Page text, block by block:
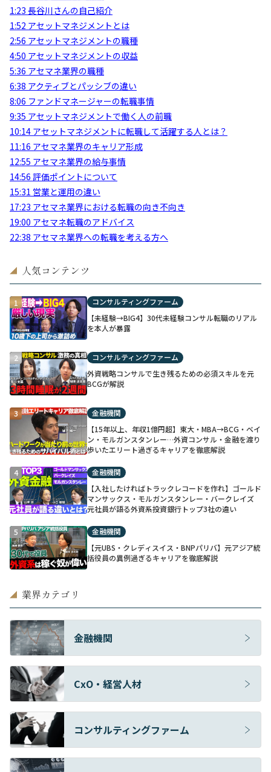
1:23 長谷川さんの自己紹介
1:52 アセットマネジメントとは
2:56 アセットマネジメントの職種
4:50 アセットマネジメントの収益
5:36 アセマネ業界の職種
6:38 アクティブとパッシブの違い
8:06 ファンドマネージャーの転職事情
9:35 アセットマネジメントで働く人の前職
10:14 アセットマネジメントに転職して活躍する人とは？
11:16 アセマネ業界のキャリア形成
12:55 アセマネ業界の給与事情
14:56 評価ポイントについて
15:31 営業と運用の違い
17:23 アセマネ業界における転職の向き不向き
19:00 アセマネ転職のアドバイス
22:38 アセマネ業界への転職を考える方へ
◢ 人気コンテンツ
1
コンサルティングファーム
【未経験→BIG4】30代未経験コンサル転職のリアル
を本人が暴露
2
コンサルティングファーム
外資戦略コンサルで生き残るための必須スキルを元
BCGが解説
3
金融機関
【15年以上、年収1億円超】東大・MBA→BCG・ベイ
ン・モルガンスタンレー…外資コンサル・金融を渡り
歩いたエリート過ぎるキャリアを徹底解説
4
金融機関
【入社したければトラックレコードを作れ】ゴールド
マンサックス・モルガンスタンレー・バークレイズ
元社員が語る外資系投資銀行トップ3社の違い
5
金融機関
【元UBS・クレディスイス・BNPパリバ】元アジア統
括役員の異例過ぎるキャリアを徹底解説
◢ 業界カテゴリ
金融機関
CxO・経営人材
コンサルティングファーム